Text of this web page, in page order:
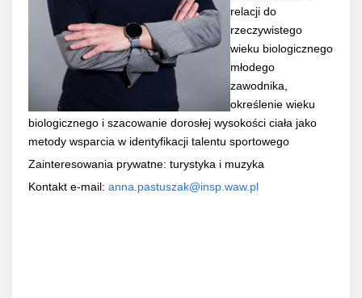
relacji do
rzeczywistego
wieku biologicznego
młodego
zawodnika,
określenie wieku
biologicznego i szacowanie dorosłej wysokości ciała jako
metody wsparcia w identyfikacji talentu sportowego
Zainteresowania prywatne: turystyka i muzyka
Kontakt e-mail: anna.pastuszak@insp.waw.pl